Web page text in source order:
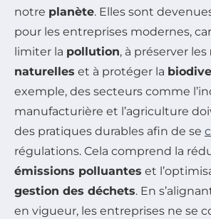
notre planète. Elles sont
pour les entreprises modernes,
limiter la pollution, à préserver les
naturelles et à protéger la
exemple, des secteurs comme
manufacturière et l’agriculture
des pratiques durables afin de se
régulations. Cela comprend la
émissions polluantes et
gestion des déchets. En
en vigueur, les entreprises ne se